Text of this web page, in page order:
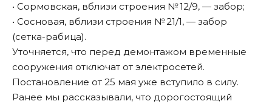
• Сормовская, вблизи строения № 12/9, — забор;
• Сосновая, вблизи строения № 21/1, — забор
(сетка-рабица).
Уточняется, что перед демонтажом временные
сооружения отключат от электросетей.
Постановление от 25 мая уже вступило в силу.
Ранее мы рассказывали, что дорогостоящий